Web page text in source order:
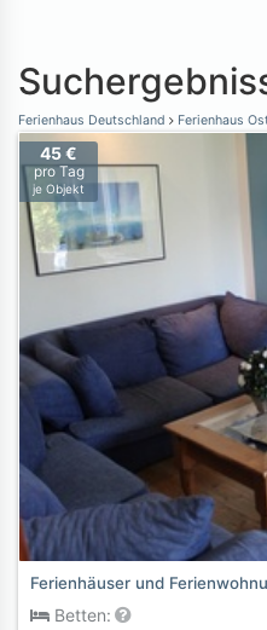
Ferienhaus Deutschland Ferienhaus
45 €
pro Tag
je Objekt
Ferienhäuser und
Betten: